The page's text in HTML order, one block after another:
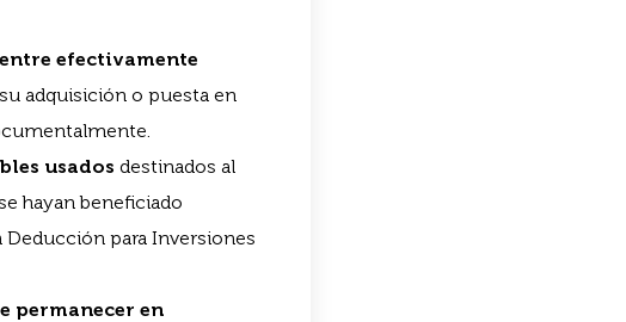
efectivamente
adquisición o puesta en
usados destinados al
hayan beneficiado
Deducción para Inversiones
permanecer en